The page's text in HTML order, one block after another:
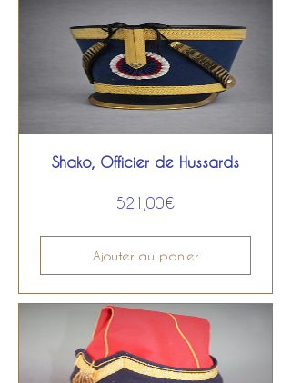
Shako, Officier de Hussards
521,00€Prix
Ajouter au panier